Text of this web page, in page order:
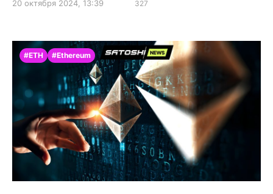
20 октября 2024, 13:39 327
#ETH #Ethereum